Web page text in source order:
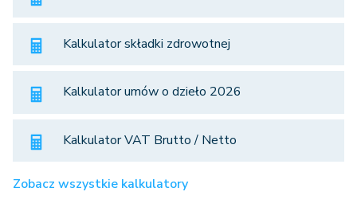
Kalkulator składki zdrowotnej
Kalkulator umów o dzieło 2026
Kalkulator VAT Brutto / Netto
Zobacz wszystkie kalkulatory